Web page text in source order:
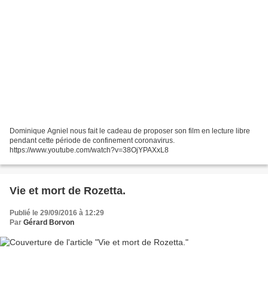
Dominique Agniel nous fait le cadeau de proposer son film en lecture libre
pendant cette période de confinement coronavirus.
https://www.youtube.com/watch?v=38OjYPAXxL8
Vie et mort de Rozetta.
Publié le 29/09/2016 à 12:29
Par Gérard Borvon